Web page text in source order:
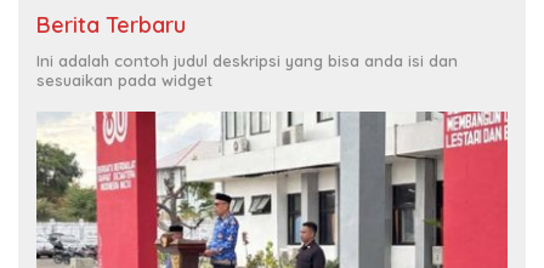
Berita Terbaru
Ini adalah contoh judul deskripsi yang bisa anda isi dan
sesuaikan pada widget